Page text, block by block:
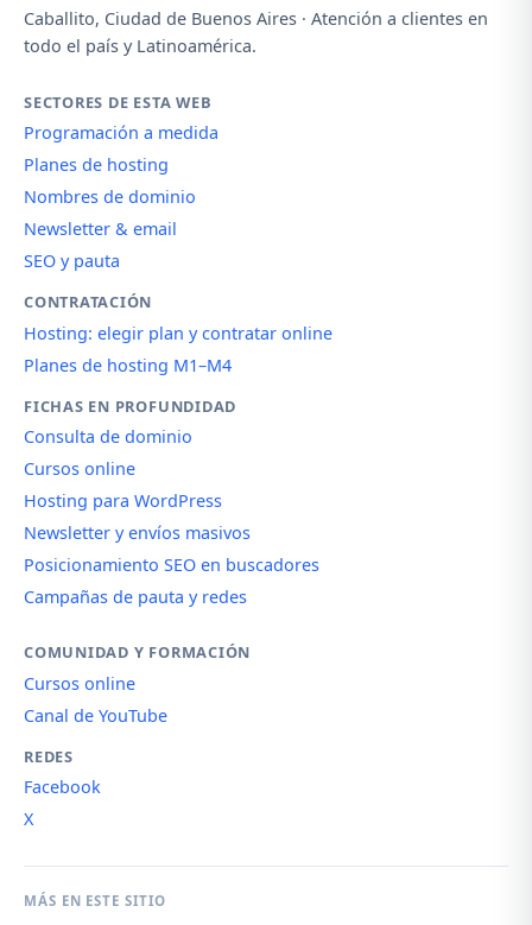
Caballito, Ciudad de Buenos Aires · Atención a clientes en
todo el país y Latinoamérica.
SECTORES DE ESTA WEB
Programación a medida
Planes de hosting
Nombres de dominio
Newsletter & email
SEO y pauta
CONTRATACIÓN
Hosting: elegir plan y contratar online
Planes de hosting M1–M4
FICHAS EN PROFUNDIDAD
Consulta de dominio
Cursos online
Hosting para WordPress
Newsletter y envíos masivos
Posicionamiento SEO en buscadores
Campañas de pauta y redes
COMUNIDAD Y FORMACIÓN
Cursos online
Canal de YouTube
REDES
Facebook
X
MÁS EN ESTE SITIO